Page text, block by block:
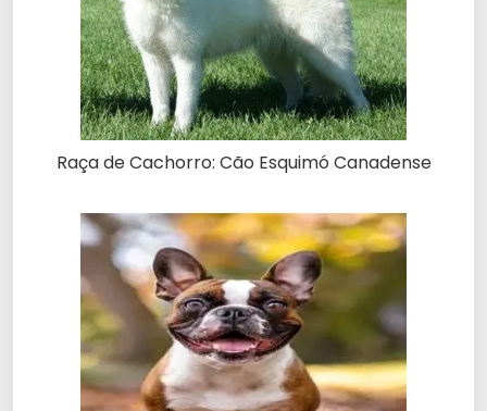
Raça de Cachorro: Cão Esquimó Canadense